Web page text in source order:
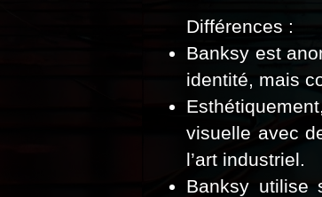
Différences :
Banksy est
identité, mais
visuelle avec
l’art industriel.
Banksy utilise